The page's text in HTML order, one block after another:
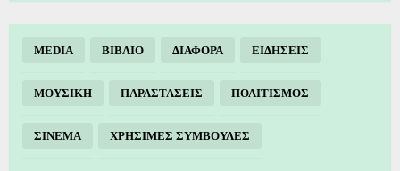
MEDIA ΒΙΒΛΙΟ ΔΙΑΦΟΡΑ ΕΙΔΗΣΕΙΣ
ΜΟΥΣΙΚΗ ΠΑΡΑΣΤΑΣΕΙΣ ΠΟΛΙΤΙΣΜΟΣ
ΣΙΝΕΜΑ ΧΡΗΣΙΜΕΣ ΣΥΜΒΟΥΛΕΣ